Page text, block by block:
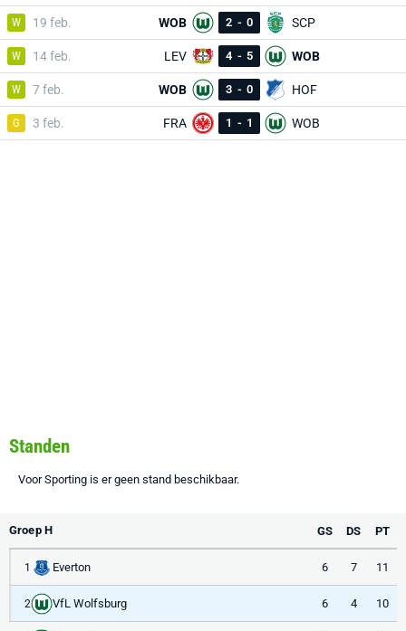
W 19 feb. WOB 2 - 0 SCP
W 14 feb. LEV 4 - 5 WOB
W 7 feb. WOB 3 - 0 HOF
G 3 feb. FRA 1 - 1 WOB
Standen
Voor Sporting is er geen stand beschikbaar.
Groep H GS DS PT
1 Everton 6 7 11
2 VfL Wolfsburg 6 4 10